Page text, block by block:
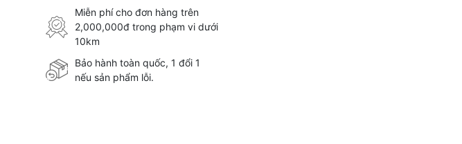
Miễn phí cho đơn hàng trên
2,000,000đ trong phạm vi dưới
10km
Bảo hành toàn quốc, 1 đổi 1
nếu sản phẩm lỗi.